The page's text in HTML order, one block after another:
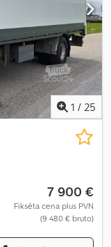
1 / 25
7 900 €
Fiksēta cena plus PVN
(9 480 € bruto)